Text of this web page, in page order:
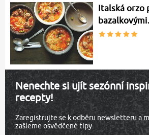
Italská orzo
Nenechte si ujít sezónní
recepty!
Zaregistrujte se k odběru newsletteru a
zašleme osvědčené tipy.